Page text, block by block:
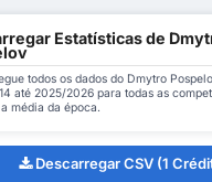
Estatísticas de
todos os dados do Dmytro
até 2025/2026 para todas as
média da época.
Descarregar CSV (1